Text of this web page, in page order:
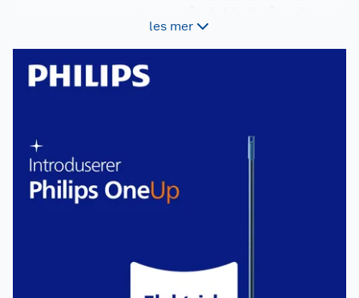
sammenlignet med en tradisjonell mopp. Se om
ha testet OneUp!
les mer